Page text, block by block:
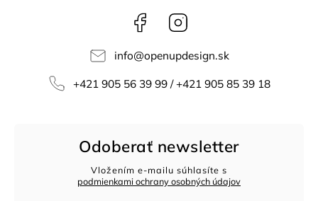
Facebook
info@openupdesign.sk
+421 905 56 39 99 / +421 905 85 39 18
Odoberať newsletter
Vložením e-mailu súhlasíte s
podmienkami ochrany osobných údajov